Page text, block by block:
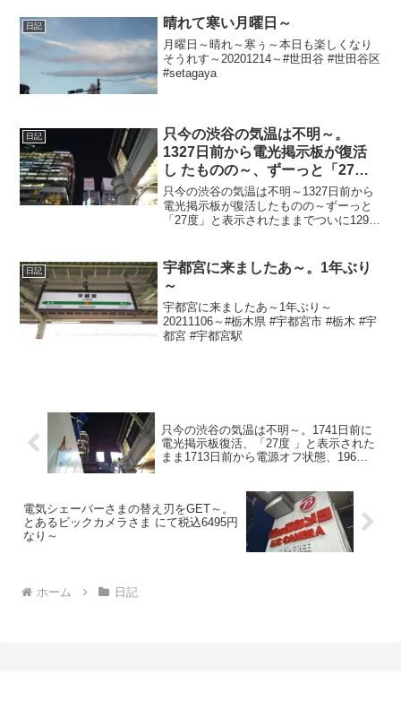
日記 晴れて寒い月曜日～
月曜日～晴れ～寒ぅ～本日も楽しくなり
そうれす～20201214～#世田谷 #世田谷区
#setagaya
日記
只今の渋谷の気温は不明～。
1327日前から電光掲示板が復活
し たものの～、ずーっと「27
度」と表示されたままで、ついに
1299日 前から電源オフ状態
只今の渋谷の気温は不明～1327日前から
電光掲示板が復活したものの～ずーっと
「27度」と表示されたままでついに1299
20250421～#渋谷 #shibuya #気温
日記
宇都宮に来ましたあ～。1年ぶり
～
宇都宮に来ましたあ～1年ぶり～
20211106～#栃木県 #宇都宮市 #栃木 #宇
都宮 #宇都宮駅
只今の渋谷の気温は不明～。1741日前に
電光掲示板復活、「27度 」と表示された
まま1713日前から電源オフ状態、196日
電気シェーバーさまの替え刃をGET～。
とあるビックカメラさま にて税込6495円
なり～
ホーム 日記